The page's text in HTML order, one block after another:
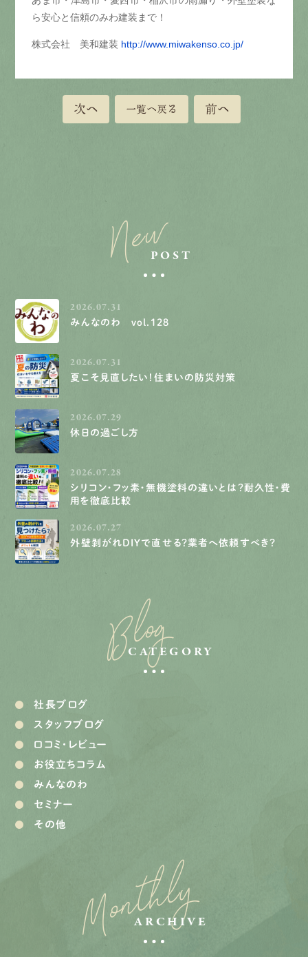
ら安心と信頼のみわ建装まで！
株式会社 美和建装 http://www.miwakenso.co.jp/
次へ 一覧へ戻る 前へ
NewPOST
2026.07.31
みんなのわ vol.128
2026.07.31
夏こそ見直したい！住まいの防災対策
2026.07.29
休日の過ごし方
2026.07.28
シリコン・フッ素・無機塗料の違いとは？耐久性・費
用を徹底比較
2026.07.27
外壁剥がれDIYで直せる？業者へ依頼すべき？
Blog
CATEGORY
社長ブログ
スタッフブログ
口コミ・レビュー
お役立ちコラム
みんなのわ
セミナー
その他
Monthly
ARCHIVE